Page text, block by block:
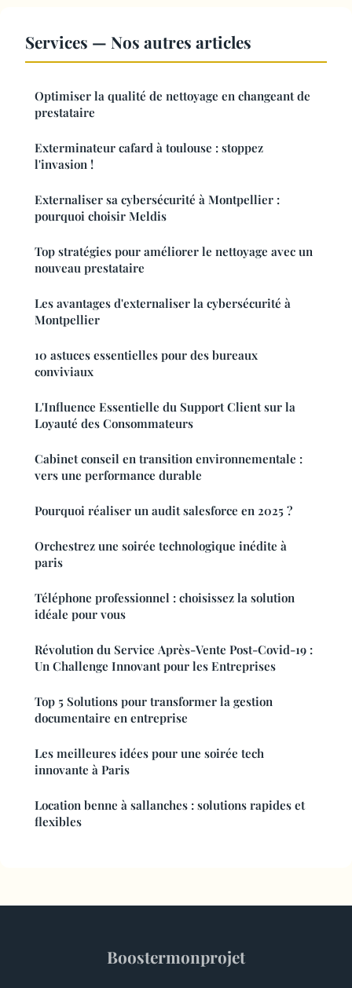
Services — Nos autres articles
Optimiser la qualité de nettoyage en changeant de
prestataire
Exterminateur cafard à toulouse : stoppez
l'invasion !
Externaliser sa cybersécurité à Montpellier :
pourquoi choisir Meldis
Top stratégies pour améliorer le nettoyage avec un
nouveau prestataire
Les avantages d'externaliser la cybersécurité à
Montpellier
10 astuces essentielles pour des bureaux
conviviaux
L'Influence Essentielle du Support Client sur la
Loyauté des Consommateurs
Cabinet conseil en transition environnementale :
vers une performance durable
Pourquoi réaliser un audit salesforce en 2025 ?
Orchestrez une soirée technologique inédite à
paris
Téléphone professionnel : choisissez la solution
idéale pour vous
Révolution du Service Après-Vente Post-Covid-19 :
Un Challenge Innovant pour les Entreprises
Top 5 Solutions pour transformer la gestion
documentaire en entreprise
Les meilleures idées pour une soirée tech
innovante à Paris
Location benne à sallanches : solutions rapides et
flexibles
Boostermonprojet